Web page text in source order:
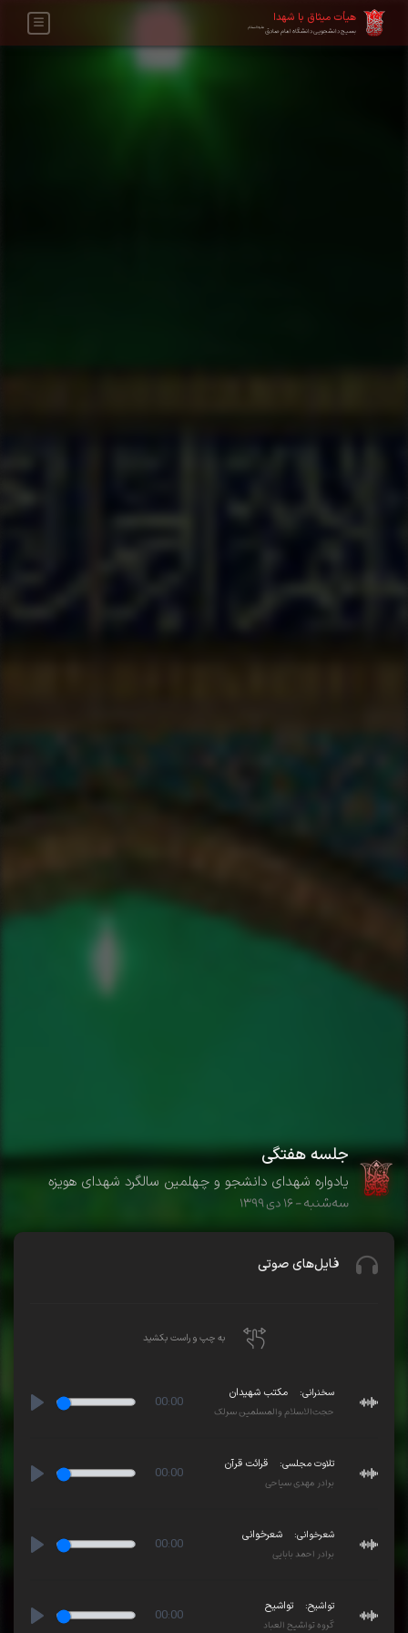
هیأت میثاق با شهدا
بسیج دانشجویی دانشگاه امام صادقعلیه‌السلام
جلسه هفتگی
یادواره شهدای دانشجو و چهلمین سالگرد شهدای هویزه
سه‌شنبه - ۱۶ دی ۱۳۹۹
فایل‌های صوتی
به چپ و راست بکشید
سخنرانی:
مکتب شهیدان
حجت‌الاسلام والمسلمین سرلک
00:00
تلاوت مجلسی:
قرائت قرآن
برادر مهدی سیاحی
00:00
شعرخوانی:
شعرخوانی
برادر احمد بابایی
00:00
تواشیح:
تواشیح
گروه تواشیح العباد
00:00